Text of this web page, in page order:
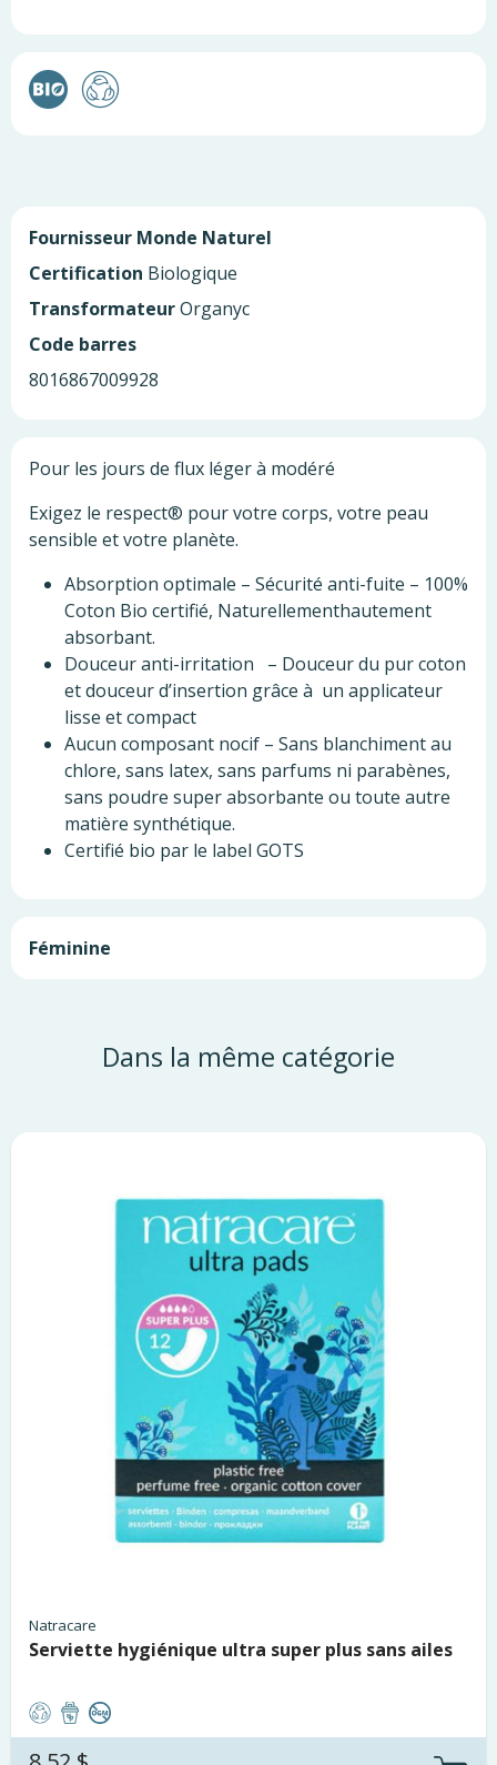
Fournisseur Monde Naturel
Certification Biologique
TransformateurOrganyc
Code barres
8016867009928
Pour les jours de flux léger à modéré
Exigez le respect® pour votre corps, votre peau
sensible et votre planète.
Absorption optimale – Sécurité anti-fuite – 100%
Coton Bio certifié, Naturellementhautement
absorbant.
Douceur anti-irritation – Douceur du pur coton
et douceur d’insertion grâce à un applicateur
lisse et compact
Aucun composant nocif – Sans blanchiment au
chlore, sans latex, sans parfums ni parabènes,
sans poudre super absorbante ou toute autre
matière synthétique.
Certifié bio par le label GOTS
Féminine
Dans la même catégorie
Natracare
Serviette hygiénique ultra super plus sans ailes